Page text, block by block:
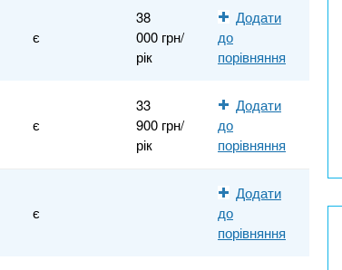
є
38
000 грн/
рік
Додати
до
порівняння
є
33
900 грн/
рік
Додати
до
порівняння
є
Додати
до
порівняння